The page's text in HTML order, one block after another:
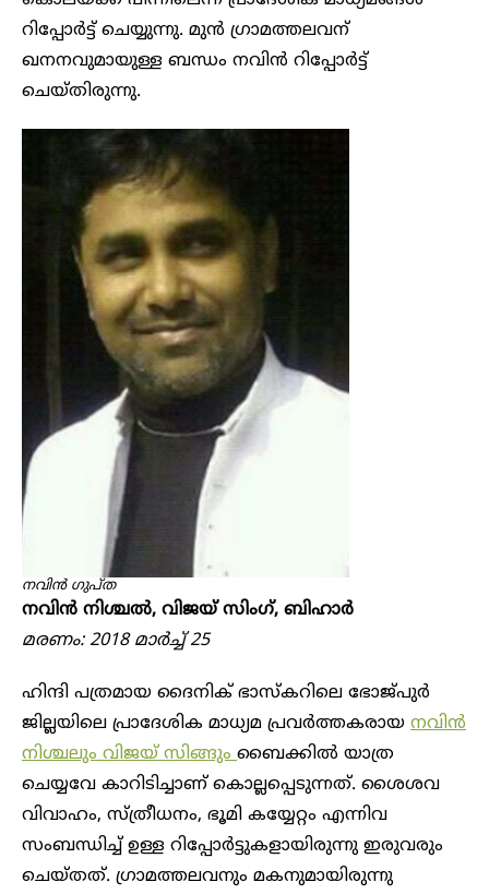
റിപ്പോർട്ട് ചെയ്യുന്നു. മുൻ ഗ്രാമത്തലവന്
ഖനനവുമായുള്ള ബന്ധം നവിൻ റിപ്പോർട്ട്
ചെയ്തിരുന്നു.
നവിൻ ഗുപ്ത
നവിൻ നിശ്ചൽ, വിജയ് സിംഗ്, ബിഹാർ
മരണം: 2018 മാർച്ച് 25
ഹിന്ദി പത്രമായ ദൈനിക് ഭാസ്കറിലെ ഭോജ്പുർ
ജില്ലയിലെ പ്രാദേശിക മാധ്യമ പ്രവർത്തകരായ നവിൻ
നിശ്ചലും വിജയ് സിങ്ങും ബൈക്കിൽ യാത്ര
ചെയ്യവേ കാറിടിച്ചാണ് കൊല്ലപ്പെടുന്നത്. ശൈശവ
വിവാഹം, സ്ത്രീധനം, ഭൂമി കയ്യേറ്റം എന്നിവ
സംബന്ധിച്ച് ഉള്ള റിപ്പോർട്ടുകളായിരുന്നു ഇരുവരും
ചെയ്തത്. ഗ്രാമത്തലവനും മകനുമായിരുന്നു